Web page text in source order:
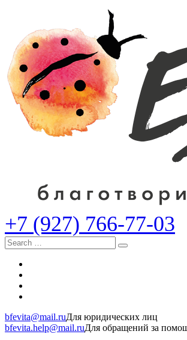
+7 (927) 766-77-03
Search
bfevita@mail.ruДля юридических лиц
bfevita.help@mail.ruДля обращений за